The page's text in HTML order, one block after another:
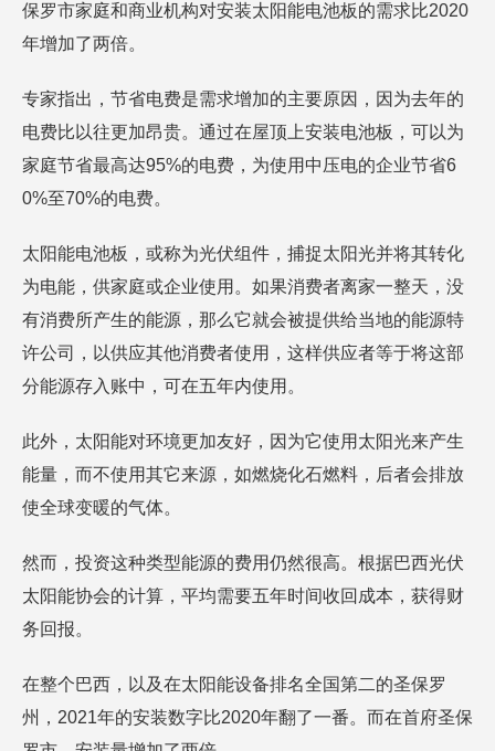
保罗市家庭和商业机构对安装太阳能电池板的需求比2020
年增加了两倍。
专家指出，节省电费是需求增加的主要原因，因为去年的
电费比以往更加昂贵。通过在屋顶上安装电池板，可以为
家庭节省最高达95%的电费，为使用中压电的企业节省6
0%至70%的电费。
太阳能电池板，或称为光伏组件，捕捉太阳光并将其转化
为电能，供家庭或企业使用。如果消费者离家一整天，没
有消费所产生的能源，那么它就会被提供给当地的能源特
许公司，以供应其他消费者使用，这样供应者等于将这部
分能源存入账中，可在五年内使用。
此外，太阳能对环境更加友好，因为它使用太阳光来产生
能量，而不使用其它来源，如燃烧化石燃料，后者会排放
使全球变暖的气体。
然而，投资这种类型能源的费用仍然很高。根据巴西光伏
太阳能协会的计算，平均需要五年时间收回成本，获得财
务回报。
在整个巴西，以及在太阳能设备排名全国第二的圣保罗
州，2021年的安装数字比2020年翻了一番。而在首府圣保